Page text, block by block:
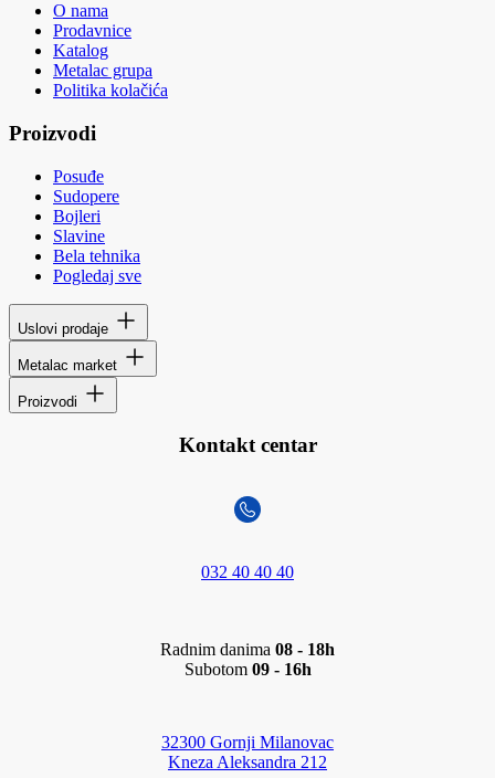
O nama
Prodavnice
Katalog
Metalac grupa
Politika kolačića
Proizvodi
Posuđe
Sudopere
Bojleri
Slavine
Bela tehnika
Pogledaj sve
Uslovi prodaje
Metalac market
Proizvodi
Kontakt centar
032 40 40 40
Radnim danima 08 - 18h
Subotom 09 - 16h
32300 Gornji Milanovac
Kneza Aleksandra 212